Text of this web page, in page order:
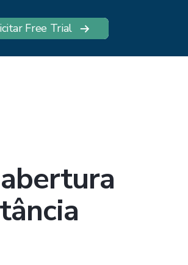
Free Trial